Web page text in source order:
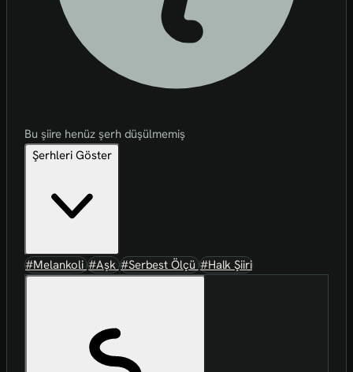
Bu şiire henüz şerh düşülmemiş
Şerhleri Göster
#Melankoli#Aşk#Serbest Ölçü#Halk Şiiri